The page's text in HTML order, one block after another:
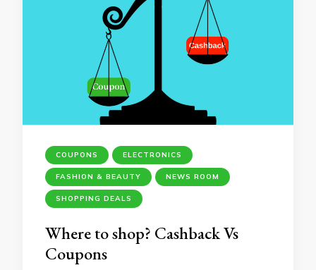
COUPONS ELECTRONICS
FASHION & BEAUTY NEWS ROOM
SHOPPING DEALS
Where to shop? Cashback Vs
Coupons